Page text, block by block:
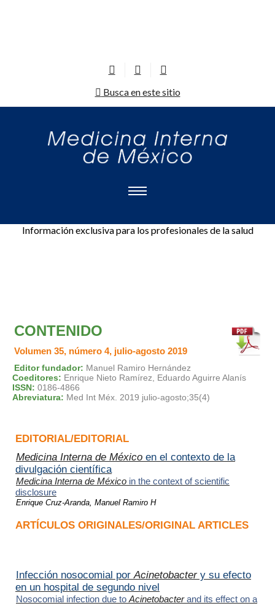
Busca en este sitio
Información exclusiva para los profesionales de la salud
CONTENIDO
Volumen 35, número 4, julio-agosto 2019
Editor fundador: Manuel Ramiro Hernández
Coeditores: Enrique Nieto Ramírez, Eduardo Aguirre Alanís
ISSN: 0186-4866
Abreviatura: Med Int Méx. 2019 julio-agosto;35(4)
EDITORIAL/EDITORIAL
Medicina Interna de México en el contexto de la
divulgación científica
Medicina Interna de México in the context of scientific
disclosure
Enrique Cruz-Aranda, Manuel Ramiro H
ARTÍCULOS ORIGINALES/ORIGINAL ARTICLES
Infección nosocomial porAcinetobactery su efecto
en un hospital de segundo nivel
Nosocomial infection due to Acinetobacterand its effect on a